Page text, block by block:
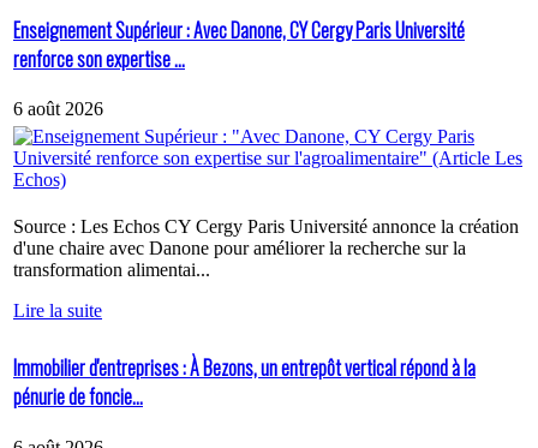
Enseignement Supérieur : Avec Danone, CY Cergy Paris Université
renforce son expertise ...
6 août 2026
Source : Les Echos CY Cergy Paris Université annonce la création
d'une chaire avec Danone pour améliorer la recherche sur la
transformation alimentai...
Lire la suite
Immobilier d'entreprises : À Bezons, un entrepôt vertical répond à la
pénurie de foncie...